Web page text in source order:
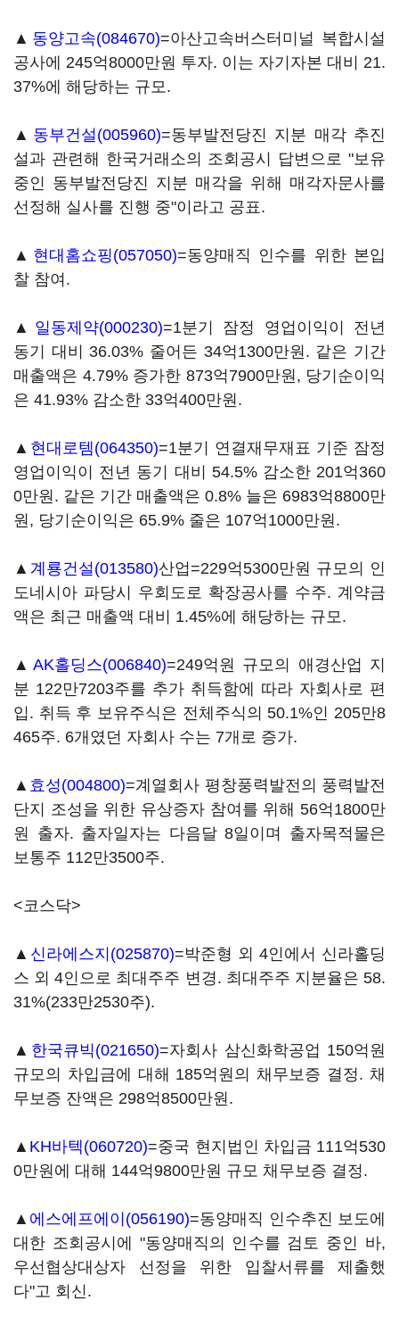
▲ 동양고속(084670)=아산고속버스터미널 복합시설
공사에 245억8000만원 투자. 이는 자기자본 대비 21.
37%에 해당하는 규모.
▲ 동부건설(005960)=동부발전당진 지분 매각 추진
설과 관련해 한국거래소의 조회공시 답변으로 "보유
중인 동부발전당진 지분 매각을 위해 매각자문사를
선정해 실사를 진행 중"이라고 공표.
▲ 현대홈쇼핑(057050)=동양매직 인수를 위한 본입
찰 참여.
▲ 일동제약(000230)=1분기 잠정 영업이익이 전년
동기 대비 36.03% 줄어든 34억1300만원. 같은 기간
매출액은 4.79% 증가한 873억7900만원, 당기순이익
은 41.93% 감소한 33억400만원.
▲ 현대로템(064350)=1분기 연결재무재표 기준 잠정
영업이익이 전년 동기 대비 54.5% 감소한 201억360
0만원. 같은 기간 매출액은 0.8% 늘은 6983억8800만
원, 당기순이익은 65.9% 줄은 107억1000만원.
▲ 계룡건설(013580)산업=229억5300만원 규모의 인
도네시아 파당시 우회도로 확장공사를 수주. 계약금
액은 최근 매출액 대비 1.45%에 해당하는 규모.
▲ AK홀딩스(006840)=249억원 규모의 애경산업 지
분 122만7203주를 추가 취득함에 따라 자회사로 편
입. 취득 후 보유주식은 전체주식의 50.1%인 205만8
465주. 6개였던 자회사 수는 7개로 증가.
▲ 효성(004800)=계열회사 평창풍력발전의 풍력발전
단지 조성을 위한 유상증자 참여를 위해 56억1800만
원 출자. 출자일자는 다음달 8일이며 출자목적물은
보통주 112만3500주.
<코스닥>
▲ 신라에스지(025870)=박준형 외 4인에서 신라홀딩
스 외 4인으로 최대주주 변경. 최대주주 지분율은 58.
31%(233만2530주).
▲ 한국큐빅(021650)=자회사 삼신화학공업 150억원
규모의 차입금에 대해 185억원의 채무보증 결정. 채
무보증 잔액은 298억8500만원.
▲ KH바텍(060720)=중국 현지법인 차입금 111억530
0만원에 대해 144억9800만원 규모 채무보증 결정.
▲ 에스에프에이(056190)=동양매직 인수추진 보도에
대한 조회공시에 "동양매직의 인수를 검토 중인 바,
우선협상대상자 선정을 위한 입찰서류를 제출했
다"고 회신.